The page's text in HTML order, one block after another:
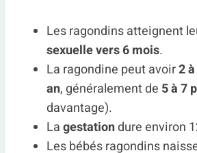
Les ragondins atteignent
sexuelle vers 6 mois.
La ragondine peut avoir2
an, généralement de 5 à 7
davantage).
Lagestationdure environ
Les bébés ragondins